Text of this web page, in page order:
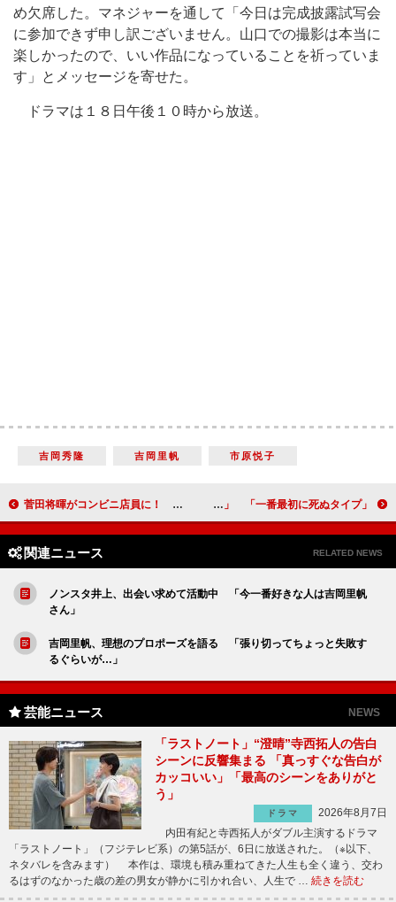
め欠席した。マネジャーを通して「今日は完成披露試写会
に参加できず申し訳ございません。山口での撮影は本当に
楽しかったので、いい作品になっていることを祈っていま
す」とメッセージを寄せた。
ドラマは１８日午後１０時から放送。
吉岡秀隆 吉岡里帆 市原悦子
菅田将暉がコンビニ店員に！ 見どころは「自分でも驚くほど体がキレていたシーン」 斎藤工、戦国時代なら「僕は歩兵タイプ」 「一番最初に死ぬタイプ」
関連ニュース RELATED NEWS
ノンスタ井上、出会い求めて活動中 「今一番好きな人は吉岡里帆
さん」
吉岡里帆、理想のプロポーズを語る 「張り切ってちょっと失敗す
るぐらいが…」
芸能ニュース NEWS
「ラストノート」“澄晴”寺西拓人の告白
シーンに反響集まる 「真っすぐな告白が
カッコいい」「最高のシーンをありがと
う」
ドラマ
2026年8月7日
内田有紀と寺西拓人がダブル主演するドラマ
「ラストノート」（フジテレビ系）の第5話が、6日に放送された。（※以下、
ネタバレを含みます） 本作は、環境も積み重ねてきた人生も全く違う、交わ
るはずのなかった歳の差の男女が静かに引かれ合い、人生で … 続きを読む